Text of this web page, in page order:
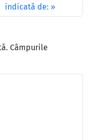
indicată de:
Câmpurile